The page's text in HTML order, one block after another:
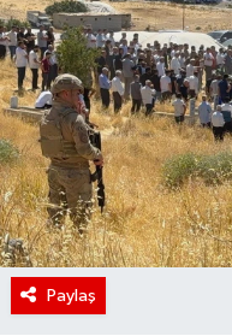
Paylaş